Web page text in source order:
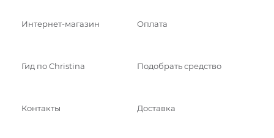
Интернет-магазин Оплата
Гид по Christina Подобрать средство
Контакты Доставка